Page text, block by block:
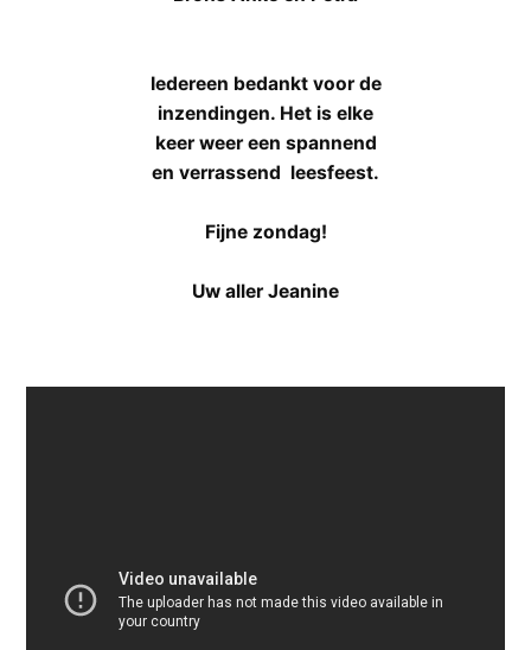
Iedereen bedankt voor de
inzendingen. Het is elke
keer weer een spannend
en verrassend leesfeest.
Fijne zondag!
Uw aller Jeanine